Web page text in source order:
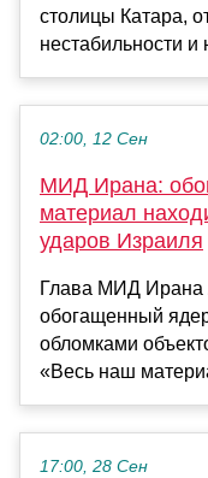
столицы Катара,
нестабильности
02:00, 12 Сен
МИД Ирана:
материал
ударов Израиля
Глава МИД Ирана
обогащенный
обломками
«Весь наш
17:00, 28 Сен